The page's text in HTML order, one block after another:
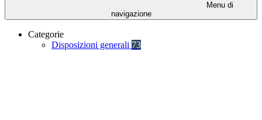
Menu di
navigazione
Categorie
Disposizioni generali 73